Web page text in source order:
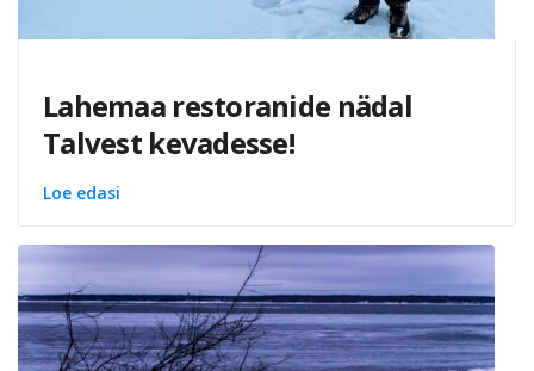
Lahemaa restoranide nädal
Talvest kevadesse!
Loe edasi